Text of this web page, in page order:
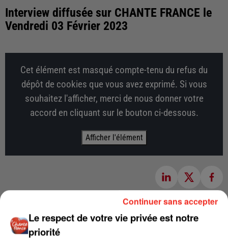
Interview diffusée sur CHANTE FRANCE le
Vendredi 03 Février 2023
Cet élément est masqué compte-tenu du refus du
dépôt de cookies que vous avez exprimé. Si vous
souhaitez l'afficher, merci de nous donner votre
accord en cliquant sur le bouton ci-dessous.
Afficher l'élément
Le respect de votre vie privée est notre
priorité
Continuer sans accepter